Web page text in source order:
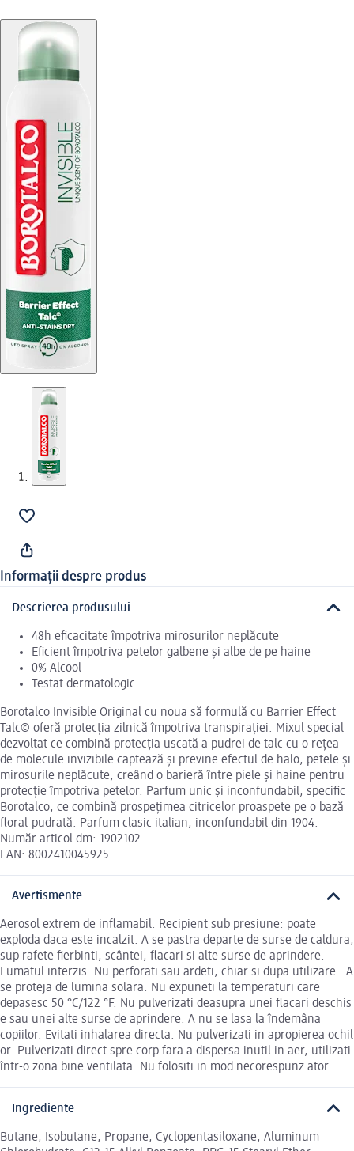
Informații despre produs
Descrierea produsului
48h eficacitate împotriva mirosurilor neplăcute
Eficient împotriva petelor galbene și albe de pe haine
0% Alcool
Testat dermatologic
Borotalco Invisible Original cu noua să formulă cu Barrier Effect
Talc© oferă protecția zilnică împotriva transpirației. Mixul special
dezvoltat ce combină protecția uscată a pudrei de talc cu o rețea
de molecule invizibile captează și previne efectul de halo, petele și
mirosurile neplăcute, creând o barieră între piele și haine pentru
protecție împotriva petelor. Parfum unic și inconfundabil, specific
Borotalco, ce combină prospețimea citricelor proaspete pe o bază
floral-pudrată. Parfum clasic italian, inconfundabil din 1904.
Număr articol dm: 1902102
EAN: 8002410045925
Avertismente
Aerosol extrem de inflamabil. Recipient sub presiune: poate
exploda daca este incalzit. A se pastra departe de surse de caldura,
sup rafete fierbinti, scântei, flacari si alte surse de aprindere.
Fumatul interzis. Nu perforati sau ardeti, chiar si dupa utilizare . A
se proteja de lumina solara. Nu expuneti la temperaturi care
depasesc 50 °C/122 °F. Nu pulverizati deasupra unei flacari deschis
e sau unei alte surse de aprindere. A nu se lasa la îndemâna
copiilor. Evitati inhalarea directa. Nu pulverizati in apropierea ochil
or. Pulverizati direct spre corp fara a dispersa inutil in aer, utilizati
într-o zona bine ventilata. Nu folositi in mod necorespunz ator.
Ingrediente
Butane, Isobutane, Propane, Cyclopentasiloxane, Aluminum